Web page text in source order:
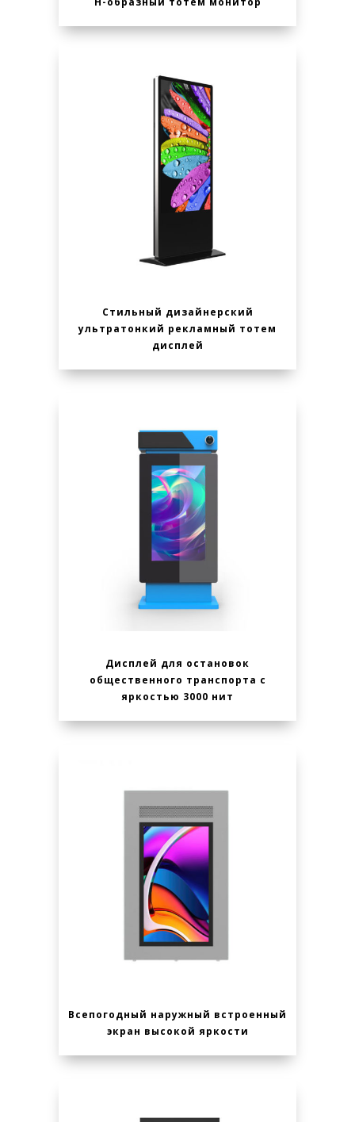
Стильный дизайнерский
ультратонкий рекламный тотем
дисплей
Дисплей для остановок
общественного транспорта с
яркостью 3000 нит
Всепогодный наружный встроенный
экран высокой яркости